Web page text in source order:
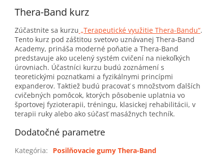
Thera-Band kurz
Zúčastnite sa kurzu „Terapeutické využitie Thera-Bandu“.
Tento kurz pod záštitou svetovo uznávanej Thera-Band
Academy, prináša moderné poňatie a Thera-Band
predstavuje ako ucelený systém cvičení na niekoľkých
úrovniach. Účastníci kurzu budú zoznámení s
teoretickými poznatkami a fyzikálnymi princípmi
expanderov. Taktiež budú pracovať s množstvom ďalších
cvičebných pomôcok, ktorých pôsobenie uplatnia vo
športovej fyzioterapii, tréningu, klasickej rehabilitácii, v
terapii ruky alebo ako súčasť masážnych techník.
Dodatočné parametre
Kategória:
Posilňovacie gumy Thera-Band